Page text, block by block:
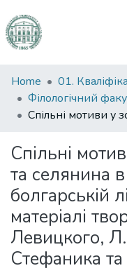
Communities
&
Collections
Statistics
Home
Філологічний
Спільні
та селянина в
болгарській
матеріалі
Левицкого,
Стефаника